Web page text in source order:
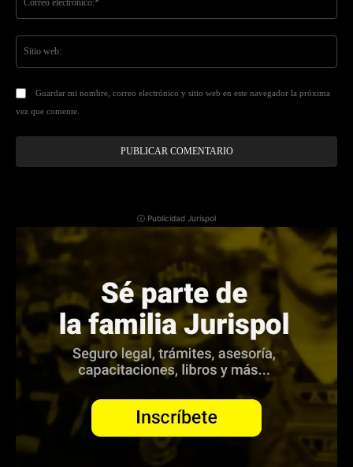
Guardar mi nombre, correo electrónico y sitio web en este navegador la próxima
vez que comente.
ⓘ Publicidad Jurispol